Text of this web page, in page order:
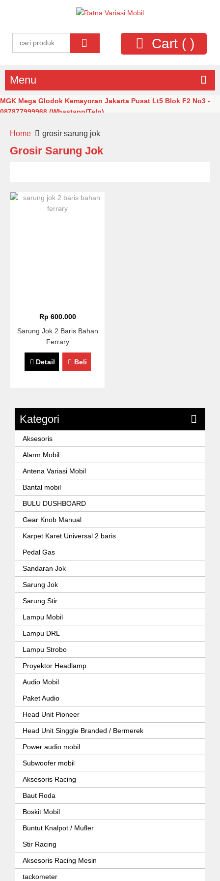
Cart ()
Menu
MGK Mega Glodok Kemayoran Jakarta Pusat Lt5 Blok F2 No3 -
087877999968 (Whastapp/Telp)
Home grosir sarung jok
Grosir Sarung Jok
Rp 600.000
Sarung Jok 2 Baris Bahan
Ferrary
Detail Beli
Kategori
Aksesoris
Alarm Mobil
Antena Variasi Mobil
Bantal mobil
BULU DUSHBOARD
Gear Knob Manual
Karpet Karet Universal 2 baris
Pedal Gas
Sandaran Jok
Sarung Jok
Sarung Stir
Lampu Mobil
Lampu DRL
Lampu Strobo
Proyektor Headlamp
Audio Mobil
Paket Audio
Head Unit Pioneer
Head Unit Singgle Branded / Bermerek
Power audio mobil
Subwoofer mobil
Aksesoris Racing
Baut Roda
Boskit Mobil
Buntut Knalpot / Mufler
Stir Racing
Aksesoris Racing Mesin
tackometer